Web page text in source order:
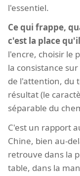
l'essentiel.
Ce qui frappe,
c'est la place
l'encre, choisir le
la consistance
de l'attention, du
résultat (le
séparable du
C'est un rapport
Chine, bien au-
retrouve dans la
table, dans la